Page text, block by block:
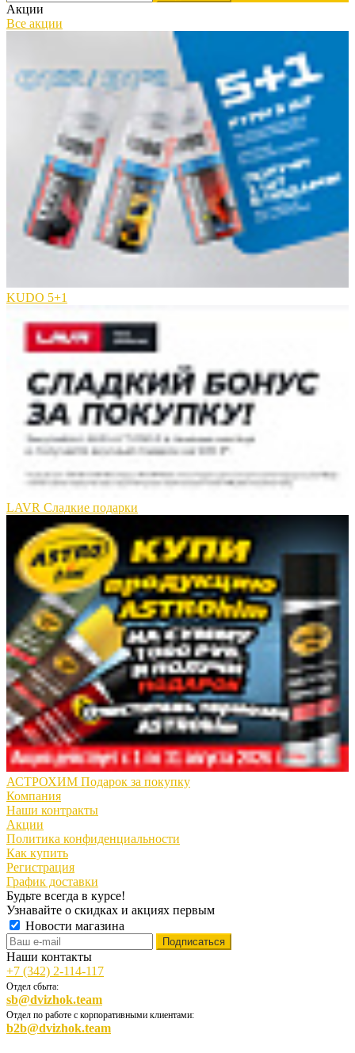
Акции
Все акции
KUDO 5+1
LAVR Сладкие подарки
АСТРОХИМ Подарок за покупку
Компания
Наши контракты
Акции
Политика конфиденциальности
Как купить
Регистрация
График доставки
Будьте всегда в курсе!
Узнавайте о скидках и акциях первым
Новости магазина
Наши контакты
+7 (342) 2-114-117
Отдел сбыта:
sb@dvizhok.team
Отдел по работе с корпоративными клиентами:
b2b@dvizhok.team